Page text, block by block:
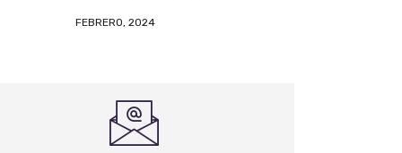
FEBRERO, 2024